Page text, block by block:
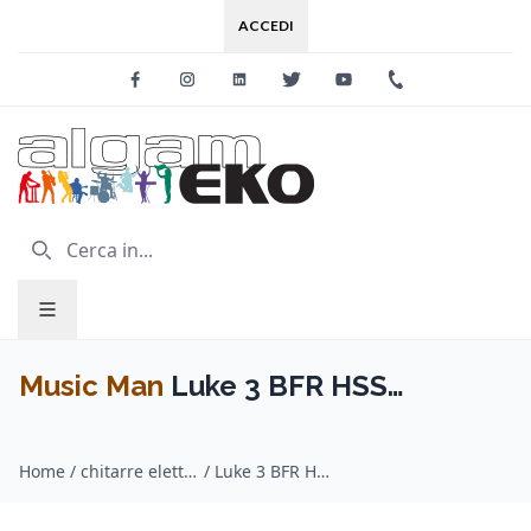
ACCEDI
FacebookInstagramLinkedinTwitter Youtube
Music Man Luke 3 BFR HSS
Home / chitarre elettriche / Music Man / Luke 3 BFR HSS Luscious Green Flame Tastiera Palissandro